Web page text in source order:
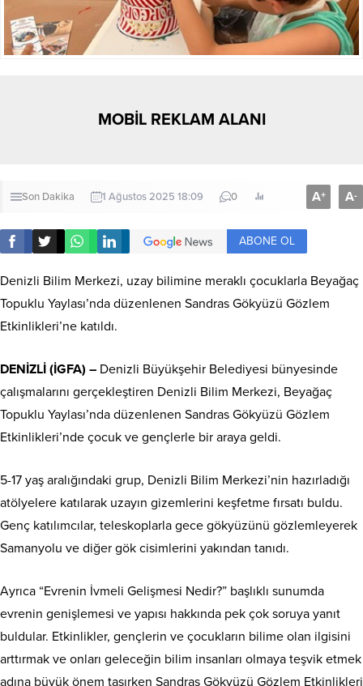
MOBİL REKLAM ALANI
Son Dakika 1 Ağustos 2025 18:09 0 A+ A-
ABONE OL
Denizli Bilim Merkezi, uzay bilimine meraklı çocuklarla Beyağaç
Topuklu Yaylası’nda düzenlenen Sandras Gökyüzü Gözlem
Etkinlikleri’ne katıldı.
DENİZLİ (İGFA) – Denizli Büyükşehir Belediyesi bünyesinde
çalışmalarını gerçekleştiren Denizli Bilim Merkezi, Beyağaç
Topuklu Yaylası’nda düzenlenen Sandras Gökyüzü Gözlem
Etkinlikleri’nde çocuk ve gençlerle bir araya geldi.
5-17 yaş aralığındaki grup, Denizli Bilim Merkezi’nin hazırladığı
atölyelere katılarak uzayın gizemlerini keşfetme fırsatı buldu.
Genç katılımcılar, teleskoplarla gece gökyüzünü gözlemleyerek
Samanyolu ve diğer gök cisimlerini yakından tanıdı.
Ayrıca “Evrenin İvmeli Gelişmesi Nedir?” başlıklı sunumda
evrenin genişlemesi ve yapısı hakkında pek çok soruya yanıt
buldular. Etkinlikler, gençlerin ve çocukların bilime olan ilgisini
arttırmak ve onları geleceğin bilim insanları olmaya teşvik etmek
adına büyük önem taşırken Sandras Gökyüzü Gözlem Etkinlikleri